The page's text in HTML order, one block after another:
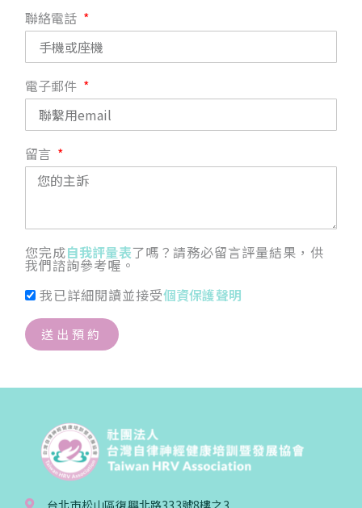
聯絡電話
電子郵件
留言
您完成自我評量表了嗎？請務必留言評量結果，供
我們諮詢參考喔。
我已詳細閱讀並接受個資保護聲明
送出預約
台北市松山區復興北路333號8樓之3